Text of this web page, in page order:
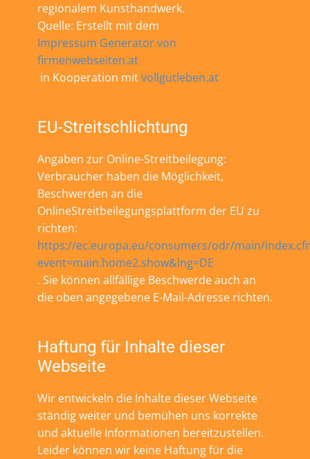
regionalem Kunsthandwerk.
Quelle: Erstellt mit dem
Impressum Generator von
firmenwebseiten.at
in Kooperation mitvollgutleben.at
EU-Streitschlichtung
Angaben zur Online-Streitbeilegung:
Verbraucher haben die Möglichkeit,
Beschwerden an die
OnlineStreitbeilegungsplattform der EU zu
richten:
https://ec.europa.eu/consumers/odr/main/
event=main.home2.show&lng=DE
. Sie können allfällige Beschwerde auch an
die oben angegebene E-Mail-Adresse richten.
Haftung für Inhalte dieser
Webseite
Wir entwickeln die Inhalte dieser Webseite
ständig weiter und bemühen uns korrekte
und aktuelle Informationen bereitzustellen.
Leider können wir keine Haftung für die